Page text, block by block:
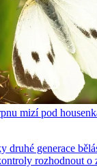
mizí pod
druhé generace
rozhodnout o